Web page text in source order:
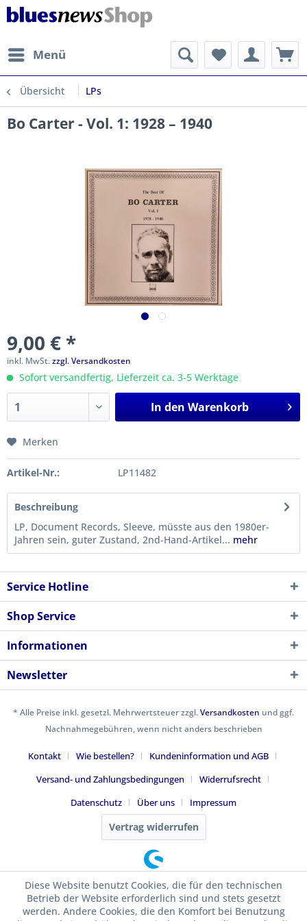
Menü
Übersicht LPs
Bo Carter - Vol. 1: 1928 – 1940
9,00 € *
inkl. MwSt.zzgl. Versandkosten
Sofort versandfertig, Lieferzeit ca. 3-5 Werktage
In den Warenkorb
Merken
Artikel-Nr.: LP11482
Beschreibung
LP, Document Records, Sleeve, müsste aus den 1980er-
Jahren sein, guter Zustand, 2nd-Hand-Artikel... mehr
Service Hotline
Shop Service
Informationen
Newsletter
* Alle Preise inkl. gesetzl. Mehrwertsteuer zzgl.Versandkosten und ggf.
Nachnahmegebühren, wenn nicht anders beschrieben
Kontakt Wie bestellen?
Kundeninformation und AGB
Versand- und Zahlungsbedingungen
Widerrufsrecht
Datenschutz
Über uns Impressum
Vertrag widerrufen
Diese Website benutzt Cookies, die für den technischen
Betrieb der Website erforderlich sind und stets gesetzt
werden. Andere Cookies, die den Komfort bei Benutzung